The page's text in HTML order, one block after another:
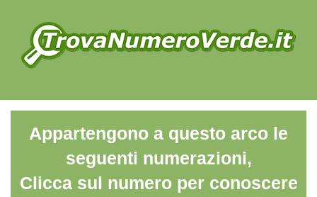
Appartengono a questo arco le
seguenti numerazioni,
Clicca sul numero per conoscere